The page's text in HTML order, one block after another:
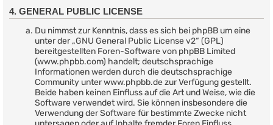
4. GENERAL PUBLIC LICENSE
Du nimmst zur Kenntnis, dass es sich bei phpBB um eine
unter der „GNU General Public License v2“ (GPL)
bereitgestellten Foren-Software von phpBB Limited
(www.phpbb.com) handelt; deutschsprachige
Informationen werden durch die deutschsprachige
Community unter www.phpbb.de zur Verfügung gestellt.
Beide haben keinen Einfluss auf die Art und Weise, wie die
Software verwendet wird. Sie können insbesondere die
Verwendung der Software für bestimmte Zwecke nicht